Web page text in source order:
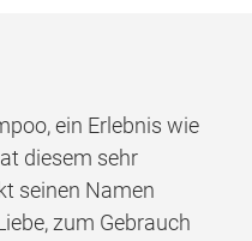
ein Erlebnis wie
diesem sehr
seinen Namen
zum Gebrauch